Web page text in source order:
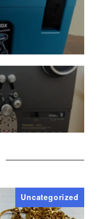
Uncategorized